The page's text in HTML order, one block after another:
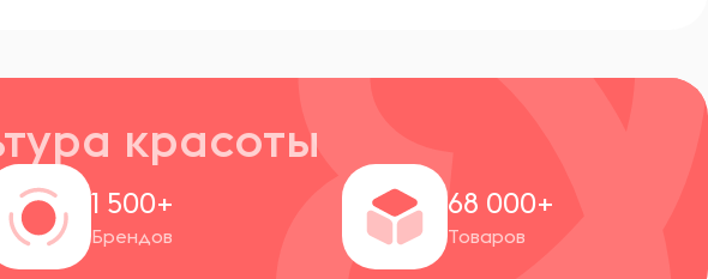
красоты
1 500+
Брендов
68 000+
Товаров